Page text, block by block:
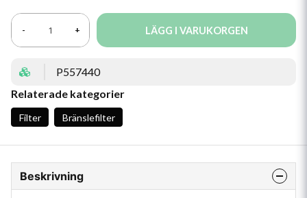
- + LÄGG I VARUKORGEN
P557440
Relaterade kategorier
Filter Bränslefilter
Beskrivning